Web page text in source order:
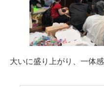
大いに盛り上がり、一体